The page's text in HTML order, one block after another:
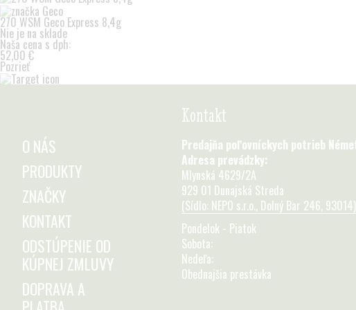
270 WSM Geco Express 8,4g
Nie je na sklade
Naša cena s dph:
52,00 €
Pozrieť
O NÁS
PRODUKTY
ZNAČKY
KONTAKT
ODSTÚPENIE OD
KÚPNEJ ZMLUVY
DOPRAVA A
Kontakt
Predajňa poľovníckych potrieb
Adresa prevádzky:
Mlynská 4629/2A
929 01 Dunajská Streda
(Sídlo: NEPO s.r.o., Dolný Bar 246, 93014)
Pondelok - Piatok
Sobota:
Nedeľa:
Obednajšia prestávka